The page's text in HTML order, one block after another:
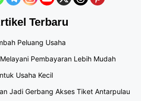
Terbaru
Peluang Usaha
Pembayaran Lebih Mudah
Usaha Kecil
Jadi Gerbang Akses Tiket Antarpulau